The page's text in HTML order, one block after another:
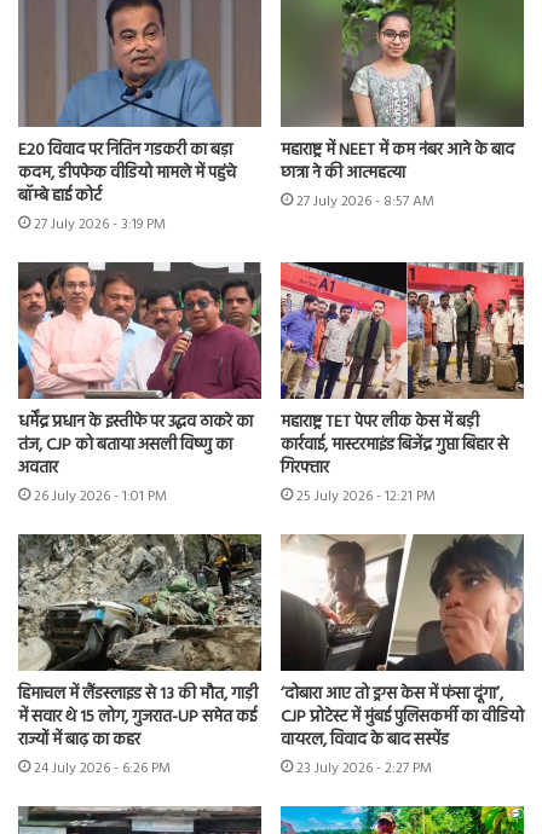
E20 विवाद पर नितिन गडकरी का बड़ा
कदम, डीपफेक वीडियो मामले में पहुंचे
बॉम्बे हाई कोर्ट
27 July 2026 - 3:19 PM
महाराष्ट्र में NEET में कम नंबर आने के बाद
छात्रा ने की आत्महत्या
27 July 2026 - 8:57 AM
धर्मेंद्र प्रधान के इस्तीफे पर उद्धव ठाकरे का
तंज, CJP को बताया असली विष्णु का
अवतार
26 July 2026 - 1:01 PM
महाराष्ट्र TET पेपर लीक केस में बड़ी
कार्रवाई, मास्टरमाइंड बिजेंद्र गुप्ता बिहार से
गिरफ्तार
25 July 2026 - 12:21 PM
हिमाचल में लैंडस्लाइड से 13 की मौत, गाड़ी
में सवार थे 15 लोग, गुजरात-UP समेत कई
राज्यों में बाढ़ का कहर
24 July 2026 - 6:26 PM
‘दोबारा आए तो ड्रग्स केस में फंसा दूंगा’,
CJP प्रोटेस्ट में मुंबई पुलिसकर्मी का वीडियो
वायरल, विवाद के बाद सस्पेंड
23 July 2026 - 2:27 PM